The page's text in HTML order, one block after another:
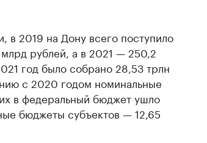
в 2019 на Дону всего поступило
рублей, а в 2021 — 250,2
год было собрано 28,53 трлн
с 2020 годом номинальные
в федеральный бюджет ушло
бюджеты субъектов — 12,65